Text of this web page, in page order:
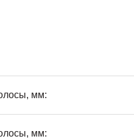
мм:
мм: